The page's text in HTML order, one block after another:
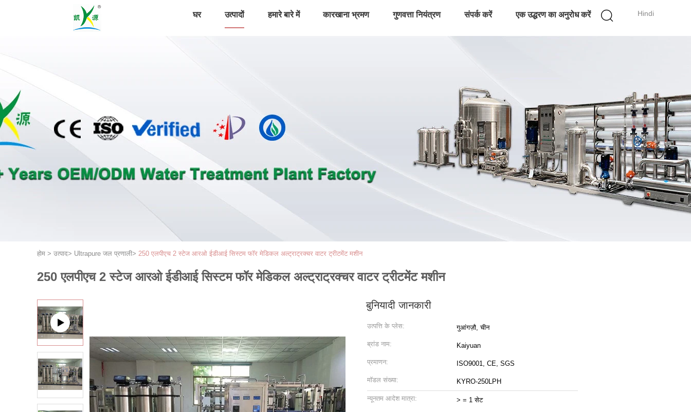
Hindi
घर उत्पादों हमारे बारे में कारखाना भ्रमण गुणवत्ता नियंत्रण संपर्क करें एक उद्धरण का अनुरोध करें
होम > उत्पाद> Ultrapure जल प्रणाली> 250 एलपीएच 2 स्टेज आरओ ईडीआई सिस्टम फॉर मेडिकल अल्ट्राट्रक्चर वाटर ट्रीटमेंट मशीन
250 एलपीएच 2 स्टेज आरओ ईडीआई सिस्टम फॉर मेडिकल अल्ट्राट्रक्चर वाटर ट्रीटमेंट मशीन
बुनियादी जानकारी
उत्पत्ति के प्लेस: गुआंगज़ौ, चीन
ब्रांड नाम: Kaiyuan
प्रमाणन: ISO9001, CE, SGS
मॉडल संख्या: KYRO-250LPH
न्यूनतम आदेश मात्रा: > = 1 सेट